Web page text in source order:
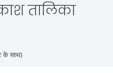
तालिका
के साथ)